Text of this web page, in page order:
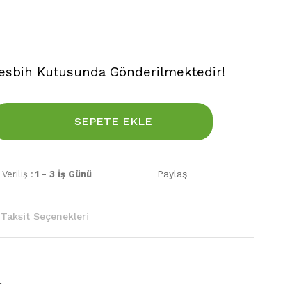
Kutusunda Gönderilmektedir!
SEPETE EKLE
: 1 - 3 İş Günü Paylaş
Taksit Seçenekleri